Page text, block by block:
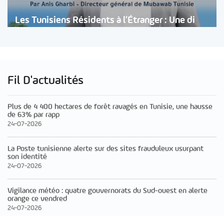
Les Tunisiens Résidents à l’Étranger : Une di
Fil D'actualités
Plus de 4 400 hectares de forêt ravagés en Tunisie, une hausse
de 63% par rapp
24-07-2026
La Poste tunisienne alerte sur des sites frauduleux usurpant
son identité
24-07-2026
Vigilance météo : quatre gouvernorats du Sud-ouest en alerte
orange ce vendred
24-07-2026